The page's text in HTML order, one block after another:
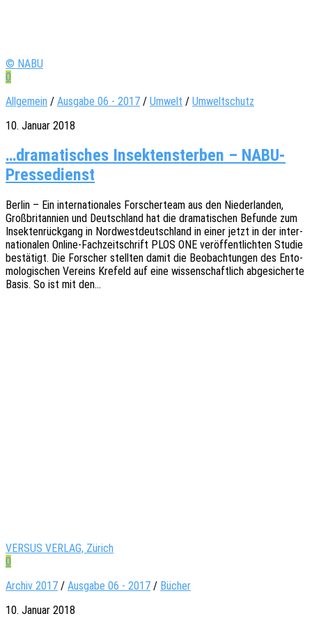
© NABU
0
Allgemein / Ausgabe 06 - 2017 / Umwelt / Umweltschutz
10. Januar 2018
…dramatisches Insektensterben – NABU-
Pressedienst
Berlin – Ein inter­na­tio­na­les Forscher­team aus den Nieder­lan­den,
Groß­bri­tan­ni­en und Deutsch­land hat die drama­ti­schen Befun­de zum
Insek­ten­rück­gang in Nord­west­deutsch­land in einer jetzt in der inter­
na­tio­na­len Online-Fach­­zei­t­­schrift PLOS ONE veröf­fent­lich­ten Studie
bestä­tigt. Die Forscher stell­ten damit die Beob­ach­tun­gen des Ento­
mo­lo­gi­schen Vereins Krefeld auf eine wissen­schaft­lich abge­si­cher­te
Basis. So ist mit den…
VERSUS VERLAG, Zürich
0
Archiv 2017 / Ausgabe 06 - 2017 / Bücher
10. Januar 2018